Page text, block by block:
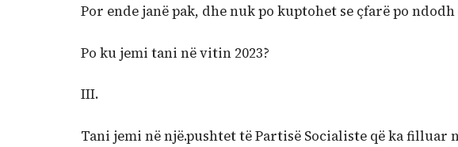
Por ende janë pak, dhe nuk po kuptohet se çfarë po ndodh
Po ku jemi tani në vitin 2023?
III.
Tani jemi në një.pushtet të Partisë Socialiste që ka filluar